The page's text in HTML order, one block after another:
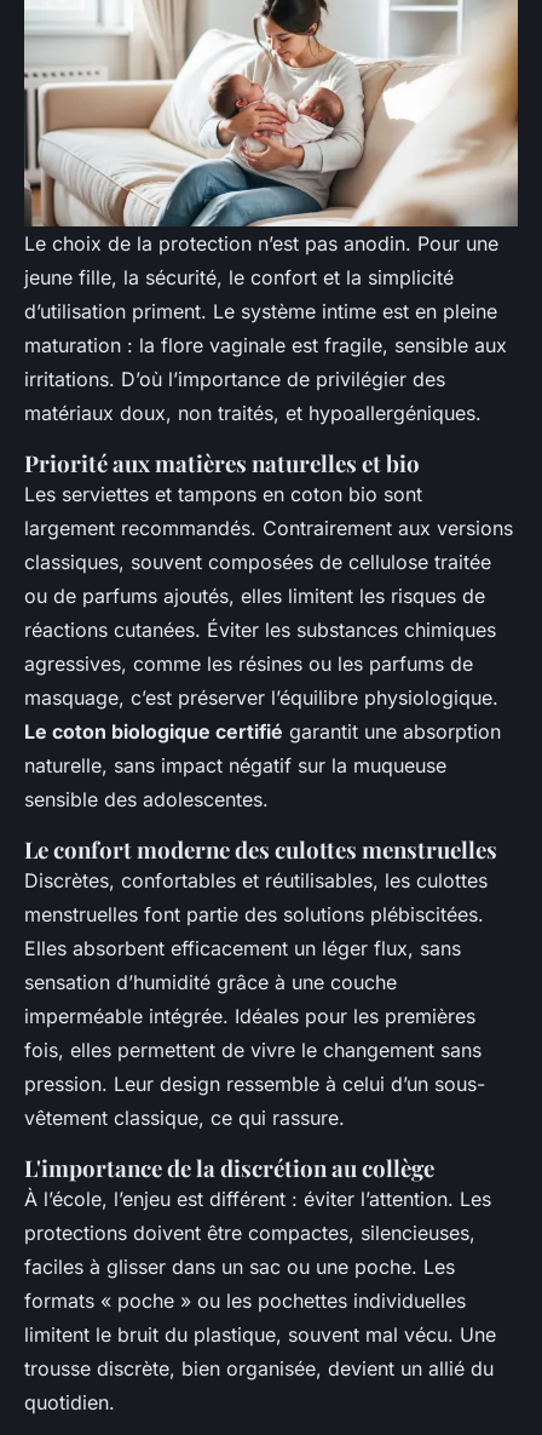
Le choix de la protection n’est pas anodin. Pour une
jeune fille, la sécurité, le confort et la simplicité
d’utilisation priment. Le système intime est en pleine
maturation : la flore vaginale est fragile, sensible aux
irritations. D’où l’importance de privilégier des
matériaux doux, non traités, et hypoallergéniques.
Priorité aux matières naturelles et bio
Les serviettes et tampons en coton bio sont
largement recommandés. Contrairement aux versions
classiques, souvent composées de cellulose traitée
ou de parfums ajoutés, elles limitent les risques de
réactions cutanées. Éviter les substances chimiques
agressives, comme les résines ou les parfums de
masquage, c’est préserver l’équilibre physiologique.
Le coton biologique certifié garantit une absorption
naturelle, sans impact négatif sur la muqueuse
sensible des adolescentes.
Le confort moderne des culottes menstruelles
Discrètes, confortables et réutilisables, les culottes
menstruelles font partie des solutions plébiscitées.
Elles absorbent efficacement un léger flux, sans
sensation d’humidité grâce à une couche
imperméable intégrée. Idéales pour les premières
fois, elles permettent de vivre le changement sans
pression. Leur design ressemble à celui d’un sous-
vêtement classique, ce qui rassure.
L'importance de la discrétion au collège
À l’école, l’enjeu est différent : éviter l’attention. Les
protections doivent être compactes, silencieuses,
faciles à glisser dans un sac ou une poche. Les
formats « poche » ou les pochettes individuelles
limitent le bruit du plastique, souvent mal vécu. Une
trousse discrète, bien organisée, devient un allié du
quotidien.